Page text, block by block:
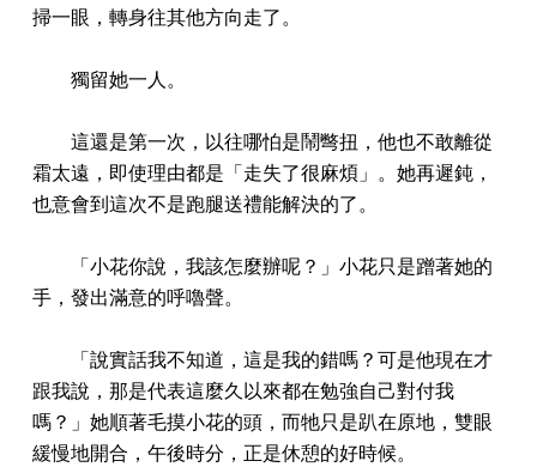
掃一眼，轉身往其他方向走了。
獨留她一人。
這還是第一次，以往哪怕是鬧彆扭，他也不敢離從
霜太遠，即使理由都是「走失了很麻煩」。她再遲鈍，
也意會到這次不是跑腿送禮能解決的了。
「小花你說，我該怎麼辦呢？」小花只是蹭著她的
手，發出滿意的呼嚕聲。
「說實話我不知道，這是我的錯嗎？可是他現在才
跟我說，那是代表這麼久以來都在勉強自己對付我
嗎？」她順著毛摸小花的頭，而牠只是趴在原地，雙眼
緩慢地開合，午後時分，正是休憩的好時候。